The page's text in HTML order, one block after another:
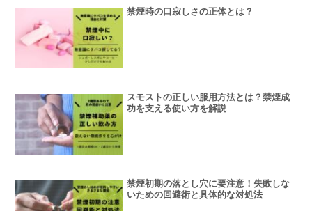
禁煙時の口寂しさの正体とは？
スモストの正しい服用方法とは？禁煙成
功を支える使い方を解説
禁煙初期の落とし穴に要注意！失敗しな
いための回避術と具体的な対処法